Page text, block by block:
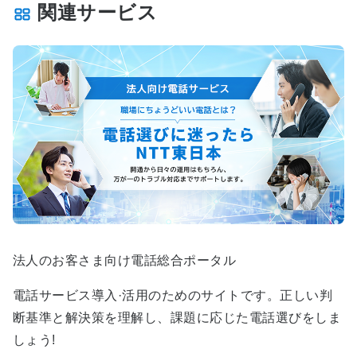
関連サービス
法人のお客さま向け電話総合ポータル
電話サービス導入·活用のためのサイトです。正しい判
断基準と解決策を理解し、課題に応じた電話選びをしま
しょう!